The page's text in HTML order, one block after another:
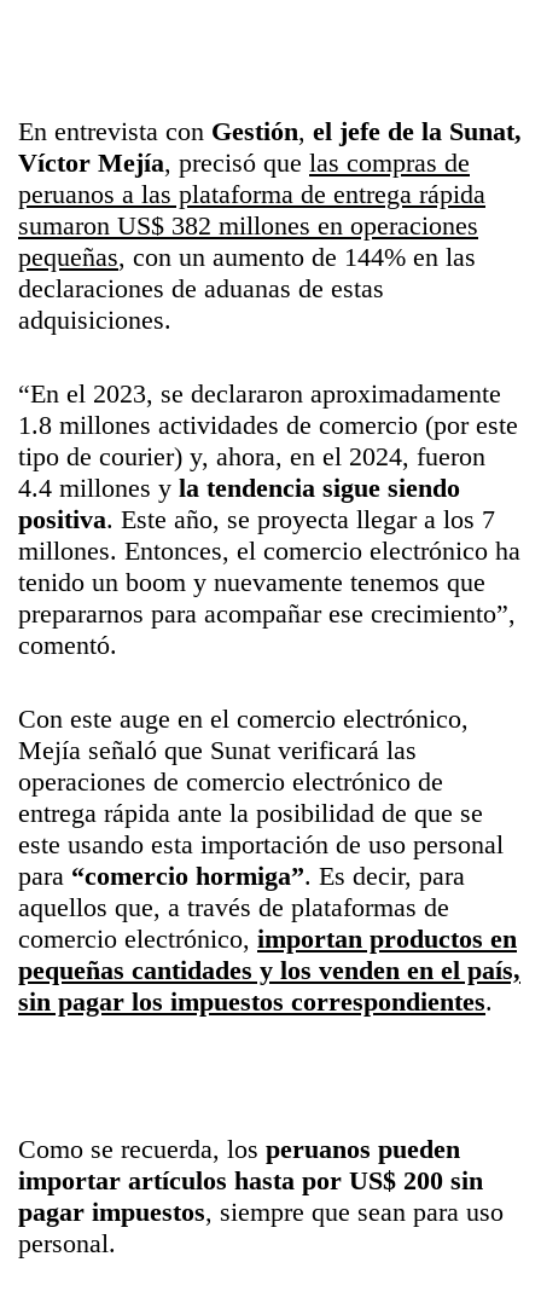
En entrevista con Gestión, el jefe de la Sunat,
Víctor Mejía, precisó que las compras de
peruanos a las plataforma de entrega rápida
sumaron US$ 382 millones en operaciones
pequeñas, con un aumento de 144% en las
declaraciones de aduanas de estas
adquisiciones.
“En el 2023, se declararon aproximadamente
1.8 millones actividades de comercio (por este
tipo de courier) y, ahora, en el 2024, fueron
4.4 millones y la tendencia sigue siendo
positiva. Este año, se proyecta llegar a los 7
millones. Entonces, el comercio electrónico ha
tenido un boom y nuevamente tenemos que
prepararnos para acompañar ese crecimiento”,
comentó.
Con este auge en el comercio electrónico,
Mejía señaló que Sunat verificará las
operaciones de comercio electrónico de
entrega rápida ante la posibilidad de que se
este usando esta importación de uso personal
para “comercio hormiga”. Es decir, para
aquellos que, a través de plataformas de
comercio electrónico, importan productos en
pequeñas cantidades y los venden en el país,
sin pagar los impuestos correspondientes.
Como se recuerda, los peruanos pueden
importar artículos hasta por US$ 200 sin
pagar impuestos, siempre que sean para uso
personal.